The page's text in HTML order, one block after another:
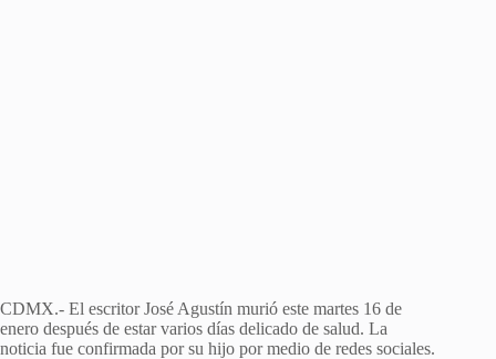
CDMX.- El escritor José Agustín murió este martes 16 de
enero después de estar varios días delicado de salud. La
noticia fue confirmada por su hijo por medio de redes sociales.